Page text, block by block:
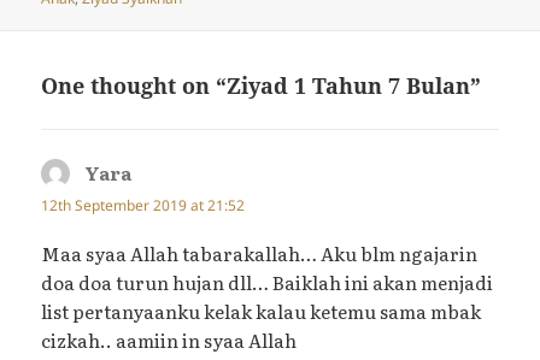
One thought on “Ziyad 1 Tahun 7 Bulan”
Yara
12th September 2019 at 21:52
Maa syaa Allah tabarakallah… Aku blm ngajarin
doa doa turun hujan dll… Baiklah ini akan menjadi
list pertanyaanku kelak kalau ketemu sama mbak
cizkah.. aamiin in syaa Allah